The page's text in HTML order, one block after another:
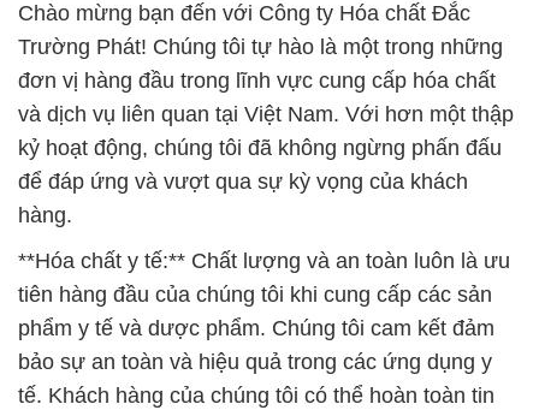
Chào mừng bạn đến với Công ty Hóa chất Đắc
Trường Phát! Chúng tôi tự hào là một trong những
đơn vị hàng đầu trong lĩnh vực cung cấp hóa chất
và dịch vụ liên quan tại Việt Nam. Với hơn một thập
kỷ hoạt động, chúng tôi đã không ngừng phấn đấu
để đáp ứng và vượt qua sự kỳ vọng của khách
hàng.
**Hóa chất y tế:** Chất lượng và an toàn luôn là ưu
tiên hàng đầu của chúng tôi khi cung cấp các sản
phẩm y tế và dược phẩm. Chúng tôi cam kết đảm
bảo sự an toàn và hiệu quả trong các ứng dụng y
tế. Khách hàng của chúng tôi có thể hoàn toàn tin